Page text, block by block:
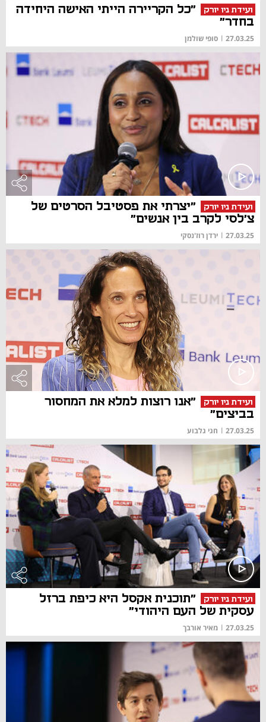
ועידת ניו יורק
"כל הקריירה הייתי האישה היחידה
בחדר"
27.03.25
| סופי שולמן
ועידת ניו יורק
"יצרתי את פסטיבל הסרטים של
צ'לסי לקרב בין אנשים"
27.03.25
| ירדן רוז'נסקי
ועידת ניו יורק
"אנו רוצות למלא את המחסור
בביצים"
27.03.25
| חגי גלבוע
ועידת ניו יורק
"תוכנית אקסל היא כיפת ברזל
עסקית של העם היהודי"
27.03.25
| מאיר אורבך